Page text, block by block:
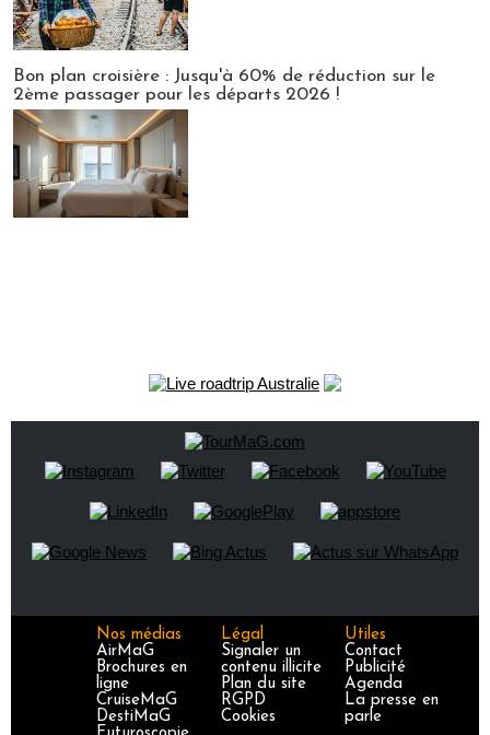
Bon plan croisière : Jusqu'à 60% de réduction sur le
2ème passager pour les départs 2026 !
Nos médias
AirMaG
Brochures en
ligne
CruiseMaG
DestiMaG
Légal
Signaler un
contenu illicite
Plan du site
RGPD
Cookies
Utiles
Contact
Publicité
Agenda
La presse en
parle